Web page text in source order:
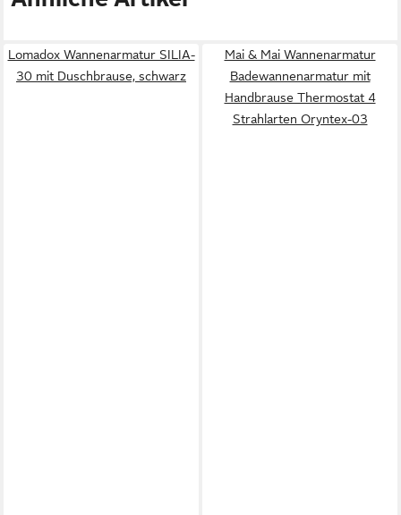
Lomadox Wannenarmatur SILIA-
30 mit Duschbrause, schwarz
Mai & Mai Wannenarmatur
Badewannenarmatur mit
Handbrause Thermostat 4
Strahlarten Oryntex-03